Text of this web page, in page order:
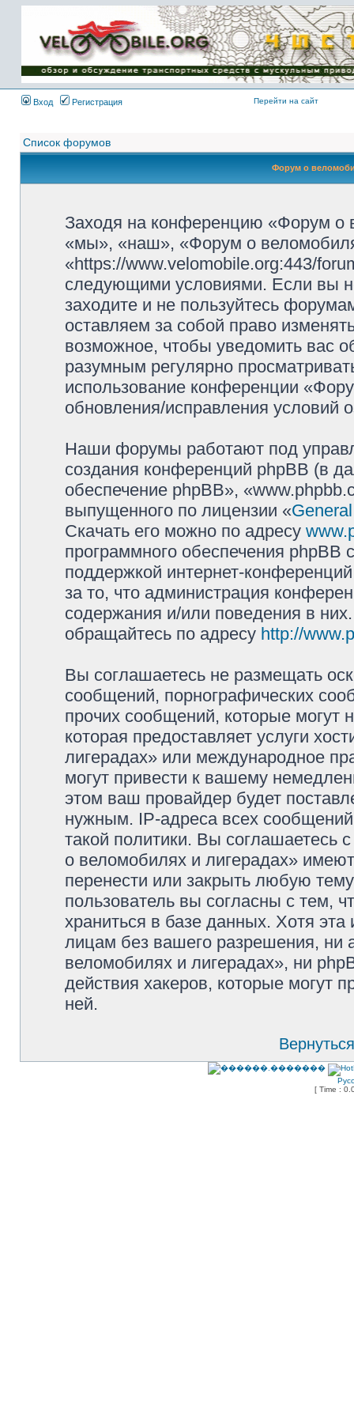
Имя пользователя:
Пароль:
{ LOG_ME_IN_SHORT
}
Вход
Регистрация Перейти на сайт
Список форумов
Форум о
Заходя на конференцию «Форум о
«мы», «наш», «Форум о
«https://www.velomobile.org:443/
следующими условиями. Если вы
заходите и не пользуйтесь
оставляем за собой право
возможное, чтобы уведомить вас
разумным регулярно
использование конференции
обновления/исправления условий
Наши форумы работают под
создания конференций phpBB (в
обеспечение phpBB»,
выпущенного по лицензии «
Скачать его можно по адресу
программного обеспечения phpBB
поддержкой интернет-
за то, что администрация
содержания и/или поведения в
обращайтесь по адресу http://
Вы соглашаетесь не размещать
сообщений, порнографических
прочих сообщений, которые могут
которая предоставляет услуги
лигерадах» или международное
могут привести к вашему
этом ваш провайдер будет
нужным. IP-адреса всех
такой политики. Вы
о веломобилях и лигерадах»
перенести или закрыть любую
пользователь вы согласны с тем,
храниться в базе данных. Хотя
лицам без вашего разрешения, ни
веломобилях и лигерадах», ни
действия хакеров, которые могут
ней.
[ Time :